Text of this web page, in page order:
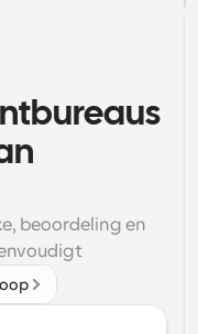
AI-gestuurde
nieuws en updates
minuten
meerdere mensen
beoordeling en